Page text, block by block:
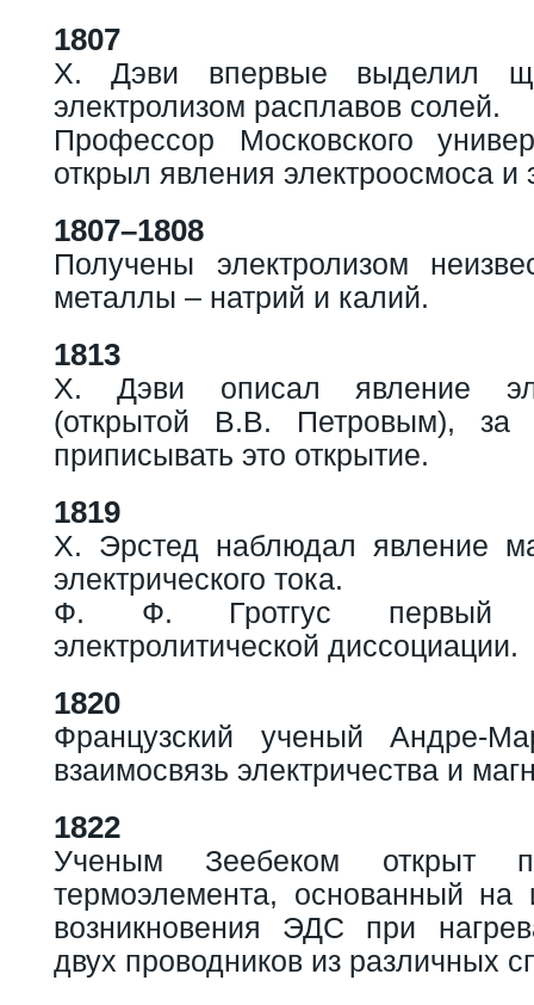
1807
Х. Дэви впервые выделил
электролизом расплавов солей.
Профессор Московского
открыл явления электроосмоса и
1807–1808
Получены электролизом
металлы – натрий и калий.
1813
Х. Дэви описал явление
(открытой В.В. Петровым),
приписывать это открытие.
1819
Х. Эрстед наблюдал явление
электрического тока.
Ф. Ф. Гротгус первый
электролитической диссоциации.
1820
Французский ученый Андре-
взаимосвязь электричества и
1822
Ученым Зеебеком открыт
термоэлемента, основанный на
возникновения ЭДС при
двух проводников из различных